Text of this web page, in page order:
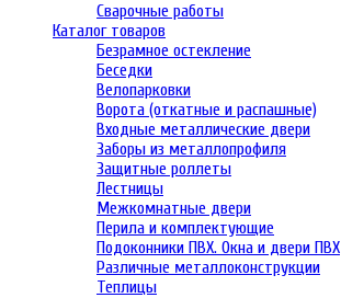
Сварочные работы
Каталог товаров
Безрамное остекление
Беседки
Велопарковки
Ворота (откатные и распашные)
Входные металлические двери
Заборы из металлопрофиля
Защитные роллеты
Лестницы
Межкомнатные двери
Перила и комплектующие
Подоконники ПВХ. Окна и двери ПВХ
Различные металлоконструкции
Теплицы